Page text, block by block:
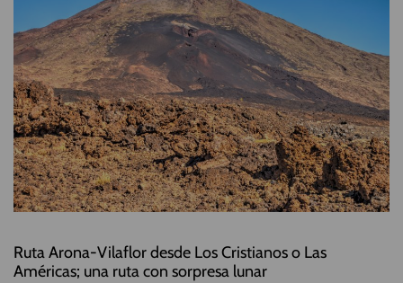
Ruta Arona-Vilaflor desde Los Cristianos o Las
Américas; una ruta con sorpresa lunar